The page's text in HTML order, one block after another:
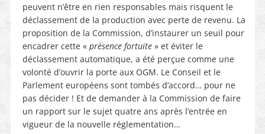
peuvent n’être en rien responsables mais risquent le
déclassement de la production avec perte de revenu. La
proposition de la Commission, d’instaurer un seuil pour
encadrer cette « présence fortuite» et éviter le
déclassement automatique, a été perçue comme une
volonté d’ouvrir la porte aux OGM. Le Conseil et le
Parlement européens sont tombés d’accord… pour ne
pas décider ! Et de demander à la Commission de faire
un rapport sur le sujet quatre ans après l’entrée en
vigueur de la nouvelle réglementation…